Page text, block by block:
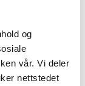
og
vår. Vi deler
nettstedet
NO